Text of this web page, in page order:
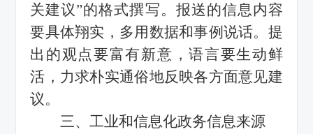
关建议”的格式撰写。报送的信息内容
要具体翔实，多用数据和事例说话。提
出的观点要富有新意，语言要生动鲜
活，力求朴实通俗地反映各方面意见建
议。
三、工业和信息化政务信息来源